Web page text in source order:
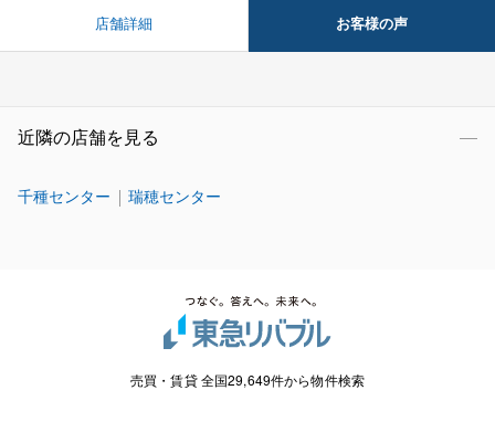
店舗詳細 お客様の声
近隣の店舗を見る
千種センター 瑞穂センター
売買・賃貸 全国29,649件から物件検索